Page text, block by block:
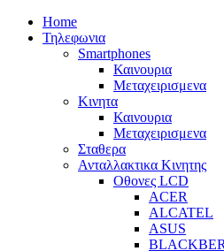
Home
Τηλεφωνια
Smartphones
Καινουρια
Μεταχειρισμενα
Κινητα
Καινουρια
Μεταχειρισμενα
Σταθερα
Ανταλλακτικα Κινητης
Οθονες LCD
ACER
ALCATEL
ASUS